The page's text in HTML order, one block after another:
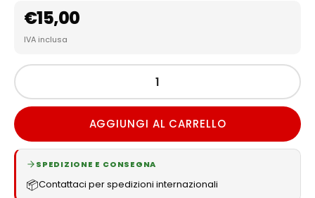
€15,00
IVA inclusa
AGGIUNGI AL CARRELLO
SPEDIZIONE E CONSEGNA
📦Contattaci per spedizioni internazionali